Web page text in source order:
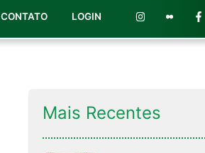
CONTATO LOGIN
Mais Recentes